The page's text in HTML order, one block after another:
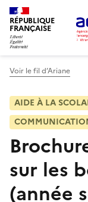
Aller
au
contenu
principal
RÉPUBLIQUE
FRANÇAISE
Voir le fil d’Ariane
AIDE À LA
sur les
(année